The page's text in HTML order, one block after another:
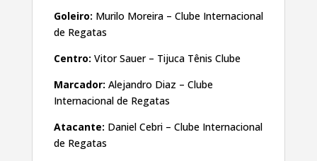
Goleiro: Murilo Moreira – Clube Internacional
de Regatas
Centro: Vitor Sauer – Tijuca Tênis Clube
Marcador: Alejandro Diaz – Clube
Internacional de Regatas
Atacante: Daniel Cebri – Clube Internacional
de Regatas